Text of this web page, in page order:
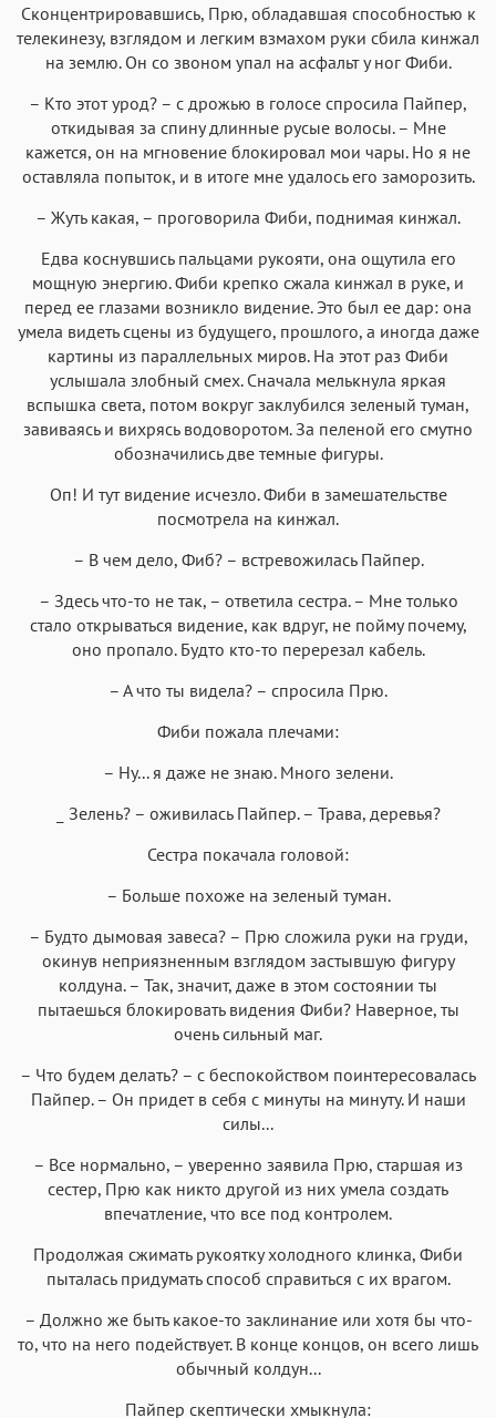
Сконцентрировавшись, Прю, обладавшая способностью к
телекинезу, взглядом и легким взмахом руки сбила кинжал
на землю. Он со звоном упал на асфальт у ног Фиби.
– Кто этот урод? – с дрожью в голосе спросила Пайпер,
откидывая за спину длинные русые волосы. – Мне
кажется, он на мгновение блокировал мои чары. Но я не
оставляла попыток, и в итоге мне удалось его заморозить.
– Жуть какая, – проговорила Фиби, поднимая кинжал.
Едва коснувшись пальцами рукояти, она ощутила его
мощную энергию. Фиби крепко сжала кинжал в руке, и
перед ее глазами возникло видение. Это был ее дар: она
умела видеть сцены из будущего, прошлого, а иногда даже
картины из параллельных миров. На этот раз Фиби
услышала злобный смех. Сначала мелькнула яркая
вспышка света, потом вокруг заклубился зеленый туман,
завиваясь и вихрясь водоворотом. За пеленой его смутно
обозначились две темные фигуры.
Оп! И тут видение исчезло. Фиби в замешательстве
посмотрела на кинжал.
– В чем дело, Фиб? – встревожилась Пайпер.
– Здесь что-то не так, – ответила сестра. – Мне только
стало открываться видение, как вдруг, не пойму почему,
оно пропало. Будто кто-то перерезал кабель.
– А что ты видела? – спросила Прю.
Фиби пожала плечами:
– Ну... я даже не знаю. Много зелени.
_ Зелень? – оживилась Пайпер. – Трава, деревья?
Сестра покачала головой:
– Больше похоже на зеленый туман.
– Будто дымовая завеса? – Прю сложила руки на груди,
окинув неприязненным взглядом застывшую фигуру
колдуна. – Так, значит, даже в этом состоянии ты
пытаешься блокировать видения Фиби? Наверное, ты
очень сильный маг.
– Что будем делать? – с беспокойством поинтересовалась
Пайпер. – Он придет в себя с минуты на минуту. И наши
силы...
– Все нормально, – уверенно заявила Прю, старшая из
сестер, Прю как никто другой из них умела создать
впечатление, что все под контролем.
Продолжая сжимать рукоятку холодного клинка, Фиби
пыталась придумать способ справиться с их врагом.
– Должно же быть какое-то заклинание или хотя бы что-
то, что на него подействует. В конце концов, он всего лишь
обычный колдун...
Пайпер скептически хмыкнула: